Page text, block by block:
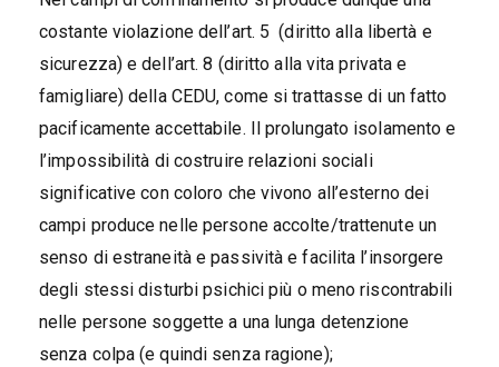
costante violazione dell’art. 5 (diritto alla libertà e
sicurezza) e dell’art. 8 (diritto alla vita privata e
famigliare) della CEDU, come si trattasse di un fatto
pacificamente accettabile. Il prolungato isolamento e
l’impossibilità di costruire relazioni sociali
significative con coloro che vivono all’esterno dei
campi produce nelle persone accolte/trattenute un
senso di estraneità e passività e facilita l’insorgere
degli stessi disturbi psichici più o meno riscontrabili
nelle persone soggette a una lunga detenzione
senza colpa (e quindi senza ragione);